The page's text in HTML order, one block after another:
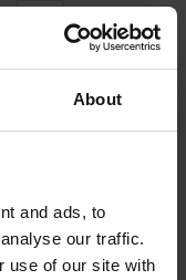
About
and ads, to
our traffic.
use of our site with
-28%
Scarico Completo G.P.R.
Poppy